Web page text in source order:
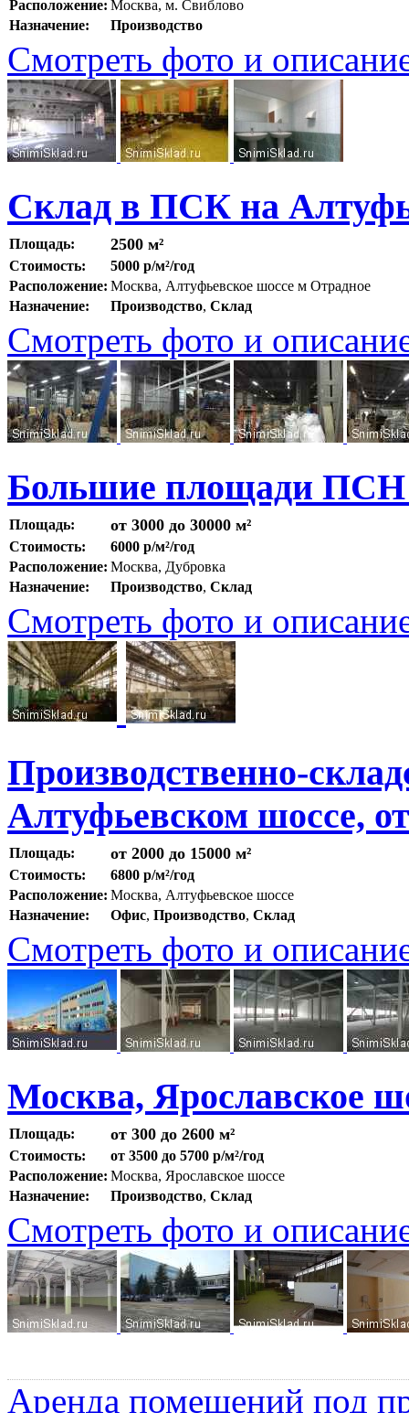
Расположение: Москва, м. Свиблово
Назначение:
Производство
Смотреть фото и
Склад в ПСК на
Площадь: 2500 м²
Стоимость:
5000 р/м²/год
Расположение: Москва, Алтуфьевское шоссе м Отрадное
Назначение:
Производство, Склад
Смотреть фото и
Большие площади ПСН
Площадь: от 3000 до 30000 м²
Стоимость:
6000 р/м²/год
Расположение: Москва, Дубровка
Назначение:
Производство, Склад
Смотреть фото и
Производственно-
Алтуфьевском шоссе,
Площадь: от 2000 до 15000 м²
Стоимость:
6800 р/м²/год
Расположение: Москва, Алтуфьевское шоссе
Назначение:
Офис, Производство, Склад
Смотреть фото и
Москва, Ярославское
Площадь: от 300 до 2600 м²
Стоимость:
от 3500 до 5700 р/м²/год
Расположение: Москва, Ярославское шоссе
Назначение:
Производство, Склад
Смотреть фото и
Аренда помещений под